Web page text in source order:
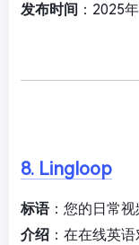
发布时间 ：2025
8. Lingloop
标语：您的日常视
介绍 ：在在线英